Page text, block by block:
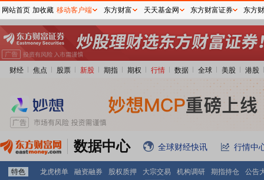
财经 焦点 股票 新股 期指 期权 行情 数据 全球 美股 港股
数据中心 全球财经快讯 行情中
特色 龙虎榜单 融资融券 股权质押 大宗交易 机构调研 期指持仓
公告
网站首页 加收藏 移动客户端 东方财富 天天基金网 东方财富证券 东方